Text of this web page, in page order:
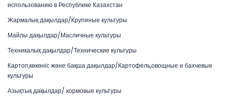
использованию в Республике Казахстан
Жармалық дақылдар/Крупяные культуры
Майлы дақылдар/Масличные культуры
Техникалық дақылдар/Технические культуры
Картоп,көкөніс және бақша дақылдар/Картофель,овощные и бахчевые
культуры
Азықтық дақылдар/ кормовые культуры